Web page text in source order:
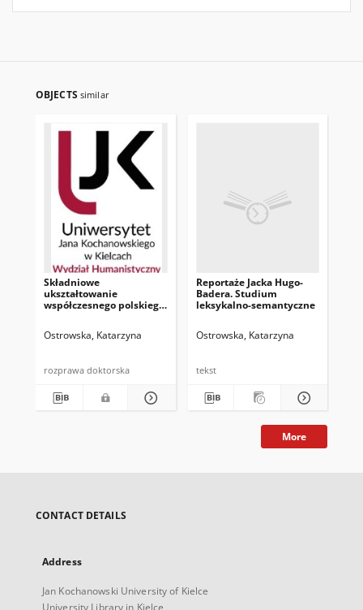
OBJECTS similar
Składniowe
ukształtowanie
współczesnego polskiego
Ostrowska, Katarzyna
rozprawa doktorska
Reportaże Jacka Hugo-
Badera. Studium
leksykalno-semantyczne
Ostrowska, Katarzyna
tekst
More
CONTACT DETAILS
Address
Jan Kochanowski University of Kielce
University Library in Kielce